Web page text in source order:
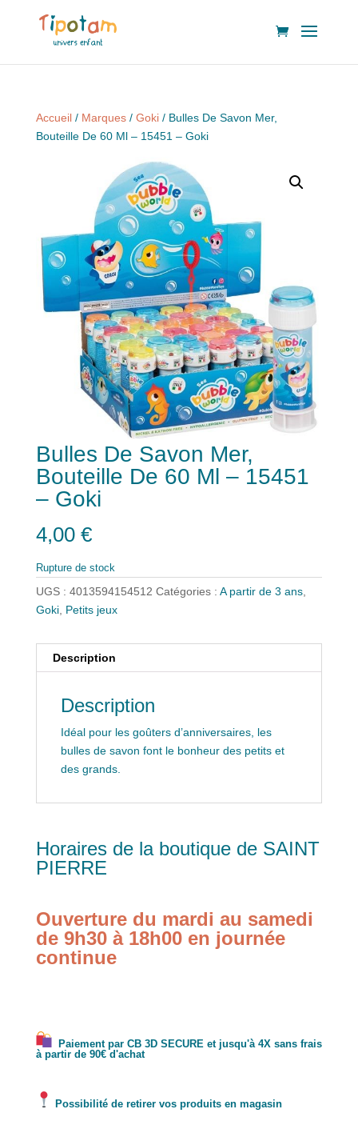
Accueil/ Marques/ Goki/ Bulles De Savon Mer,
Bouteille De 60 Ml – 15451 – Goki
Bulles De Savon Mer,
Bouteille De 60 Ml – 15451
– Goki
4,00 €
Rupture de stock
UGS : 4013594154512 Catégories : A partir de 3 ans,
Goki, Petits jeux
Description
Description
Idéal pour les goûters d’anniversaires, les
bulles de savon font le bonheur des petits et
des grands.
Horaires de la boutique de SAINT
PIERRE
Ouverture du mardi au samedi
de 9h30 à 18h00 en journée
continue
Paiement par CB 3D SECURE et jusqu'à 4X sans frais
à partir de 90€ d'achat
Possibilité de retirer vos produits en magasin